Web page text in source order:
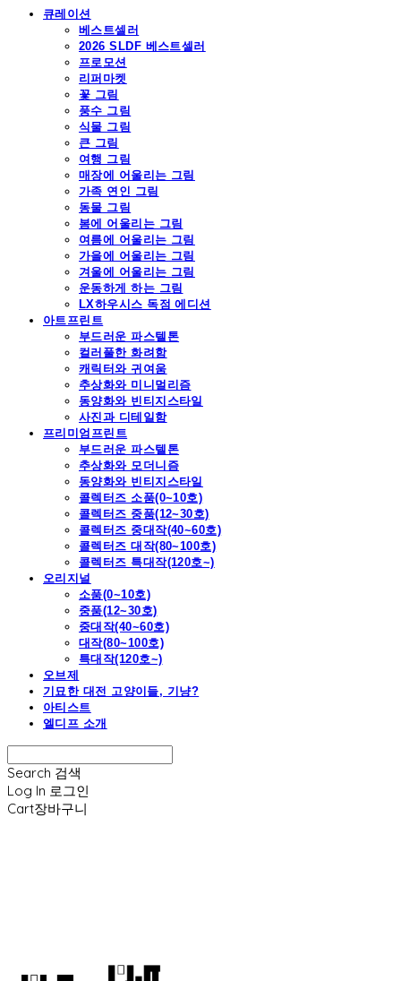
큐레이션
베스트셀러
2026 SLDF 베스트셀러
프로모션
리퍼마켓
꽃 그림
풍수 그림
식물 그림
큰 그림
여행 그림
매장에 어울리는 그림
가족 연인 그림
동물 그림
봄에 어울리는 그림
여름에 어울리는 그림
가을에 어울리는 그림
겨울에 어울리는 그림
운동하게 하는 그림
LX하우시스 독점 에디션
아트프린트
부드러운 파스텔톤
컬러풀한 화려함
캐릭터와 귀여움
추상화와 미니멀리즘
동양화와 빈티지스타일
사진과 디테일함
프리미엄프린트
부드러운 파스텔톤
추상화와 모더니즘
동양화와 빈티지스타일
콜렉터즈 소품(0~10호)
콜렉터즈 중품(12~30호)
콜렉터즈 중대작(40~60호)
콜렉터즈 대작(80~100호)
콜렉터즈 특대작(120호~)
오리지널
소품(0~10호)
중품(12~30호)
중대작(40~60호)
대작(80~100호)
특대작(120호~)
오브제
기묘한 대전 고양이들, 기냥?
아티스트
엘디프 소개
Search 검색
Log In 로그인
Cart장바구니